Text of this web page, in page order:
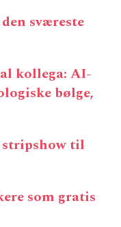
sværeste
kollega: AI-
bølge,
stripshow til
som gratis